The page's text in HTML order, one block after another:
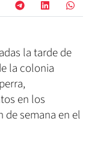
la tarde de
la colonia
en los
de semana en el